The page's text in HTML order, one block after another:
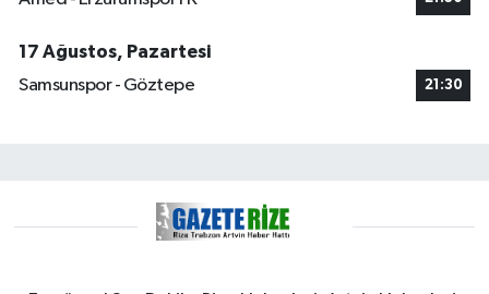
17 Ağustos, Pazartesi
Samsunspor - Göztepe
21:30